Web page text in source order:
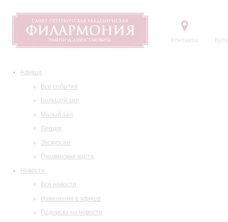
Контакты
Афиша
Все события
Большой зал
Малый зал
Лекции
Экскурсии
Пушкинская карта
Новости
Все новости
Изменения в афише
Подписка на новости